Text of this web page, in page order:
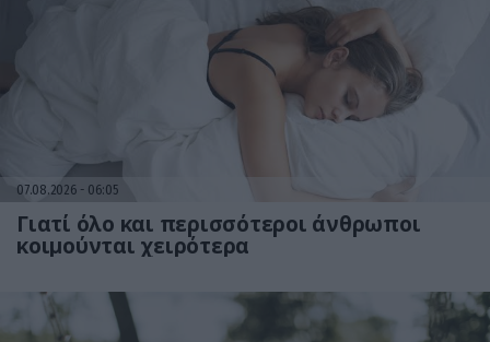
07.08.2026 06:05
Γιατί όλο και περισσότεροι άνθρωποι
κοιμούνται χειρότερα